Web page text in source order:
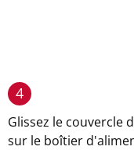
4
Glissez le couvercle
sur le boîtier